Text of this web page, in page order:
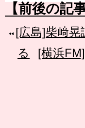
【前後の記事
[広島]柴﨑
る
[横浜